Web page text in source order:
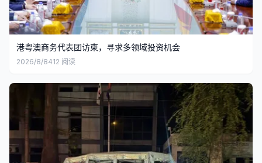
港粤澳商务代表团访柬，寻求多领域投资机会
2026/8/8412 阅读